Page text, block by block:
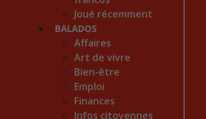
Joué récemment
BALADOS
Affaires
Art de vivre
Bien-être
Emploi
Finances
Infos citoyennes